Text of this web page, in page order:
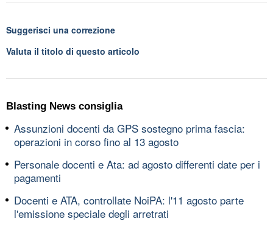
Suggerisci una correzione
Valuta il titolo di questo articolo
Blasting News consiglia
Assunzioni docenti da GPS sostegno prima fascia:
operazioni in corso fino al 13 agosto
Personale docenti e Ata: ad agosto differenti date per i
pagamenti
Docenti e ATA, controllate NoiPA: l'11 agosto parte
l'emissione speciale degli arretrati